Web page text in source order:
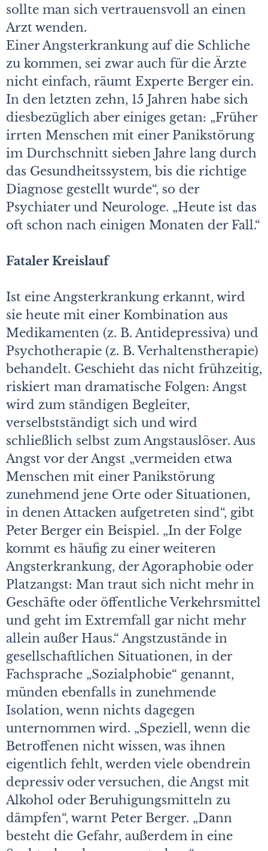
sollte man sich vertrauensvoll an einen
Arzt wenden.
Einer Angsterkrankung auf die Schliche
zu kommen, sei zwar auch für die Ärzte
nicht einfach, räumt Experte Berger ein.
In den letzten zehn, 15 Jahren habe sich
diesbezüglich aber einiges getan: „Früher
irrten Menschen mit einer Panikstörung
im Durchschnitt sieben Jahre lang durch
das Gesundheitssystem, bis die richtige
Diagnose gestellt wurde“, so der
Psychiater und Neurologe. „Heute ist das
oft schon nach einigen Monaten der Fall.“
Fataler Kreislauf
Ist eine Angsterkrankung erkannt, wird
sie heute mit einer Kombination aus
Medikamenten (z. B. Antidepressiva) und
Psychotherapie (z. B. Verhaltenstherapie)
behandelt. Geschieht das nicht frühzeitig,
riskiert man dramatische Folgen: Angst
wird zum ständigen Begleiter,
verselbstständigt sich und wird
schließlich selbst zum Angstauslöser. Aus
Angst vor der Angst „vermeiden etwa
Menschen mit einer Panikstörung
zunehmend jene Orte oder Situationen,
in denen Attacken aufgetreten sind“, gibt
Peter Berger ein Beispiel. „In der Folge
kommt es häufig zu einer weiteren
Angsterkrankung, der Agoraphobie oder
Platzangst: Man traut sich nicht mehr in
Geschäfte oder öffentliche Verkehrsmittel
und geht im Extremfall gar nicht mehr
allein außer Haus.“ Angstzustände in
gesellschaftlichen Situationen, in der
Fachsprache „Sozialphobie“ genannt,
münden ebenfalls in zunehmende
Isolation, wenn nichts dagegen
unternommen wird. „Speziell, wenn die
Betroffenen nicht wissen, was ihnen
eigentlich fehlt, werden viele obendrein
depressiv oder versuchen, die Angst mit
Alkohol oder Beruhigungsmitteln zu
dämpfen“, warnt Peter Berger. „Dann
besteht die Gefahr, außerdem in eine